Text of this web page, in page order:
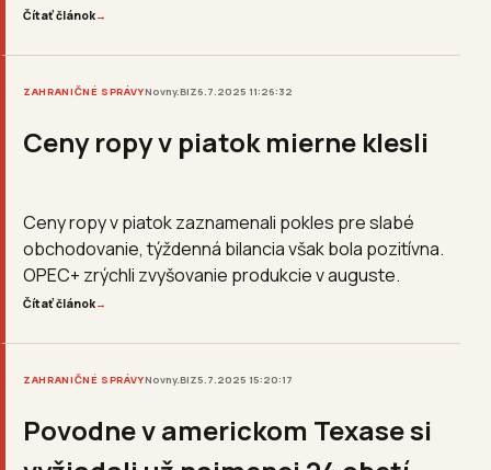
Čítať článok→
ZAHRANIČNÉ SPRÁVYNovny.BIZ6.7.2025 11:26:32
Ceny ropy v piatok mierne klesli
Ceny ropy v piatok zaznamenali pokles pre slabé
obchodovanie, týždenná bilancia však bola pozitívna.
OPEC+ zrýchli zvyšovanie produkcie v auguste.
Čítať článok→
ZAHRANIČNÉ SPRÁVYNovny.BIZ5.7.2025 15:20:17
Povodne v americkom Texase si